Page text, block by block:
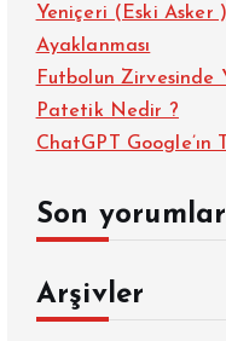
Yeniçeri (Eski Asker
Ayaklanması
Futbolun Zirvesinde
Patetik Nedir ?
ChatGPT Google’ın
Son yorumlar
Arşivler